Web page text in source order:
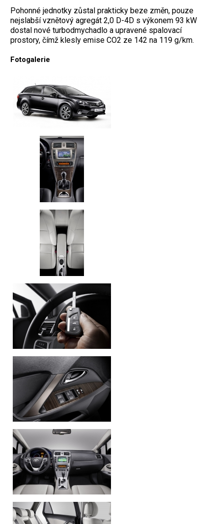
Pohonné jednotky zůstal prakticky beze změn, pouze
nejslabší vznětový agregát 2,0 D-4D s výkonem 93 kW
dostal nové turbodmychadlo a upravené spalovací
prostory, čímž klesly emise CO2 ze 142 na 119 g/km.
Fotogalerie